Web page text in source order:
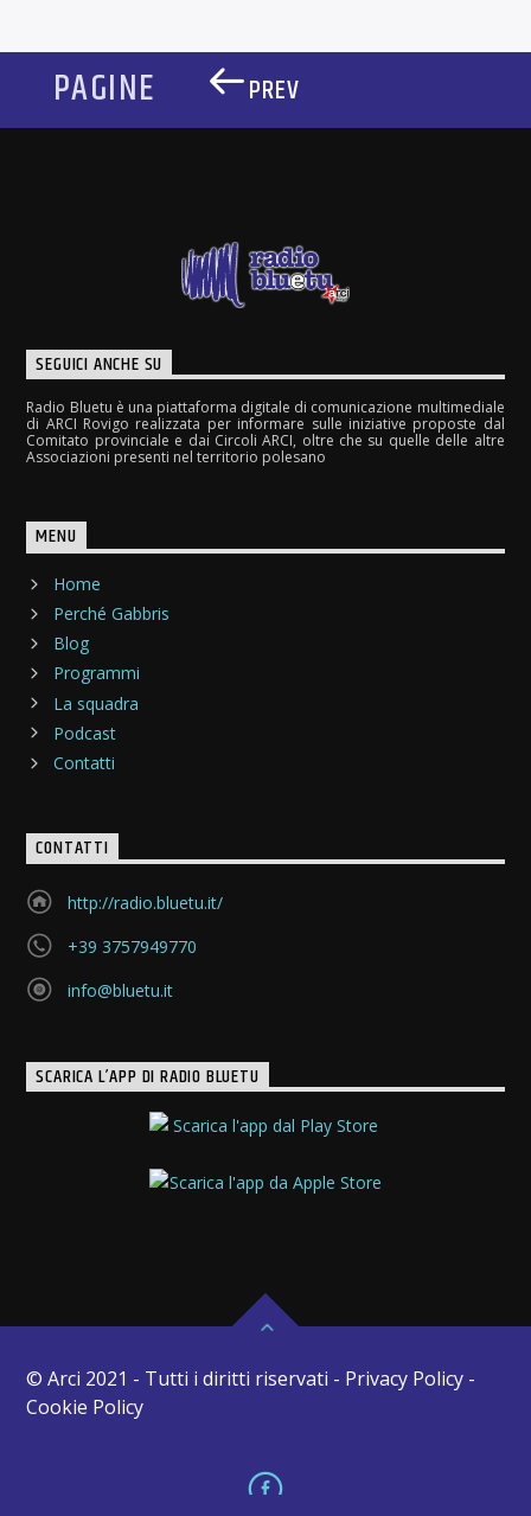
PAGINE PREV
SEGUICI ANCHE SU
Radio Bluetu è una piattaforma digitale di comunicazione multimediale
di ARCI Rovigo realizzata per informare sulle iniziative proposte dal
Comitato provinciale e dai Circoli ARCI, oltre che su quelle delle altre
Associazioni presenti nel territorio polesano
MENU
Home
Perché Gabbris
Blog
Programmi
La squadra
Podcast
Contatti
CONTATTI
http://radio.bluetu.it/
+39 3757949770
info@bluetu.it
SCARICA L’APP DI RADIO BLUETU
© Arci 2021 - Tutti i diritti riservati - Privacy Policy -
Cookie Policy